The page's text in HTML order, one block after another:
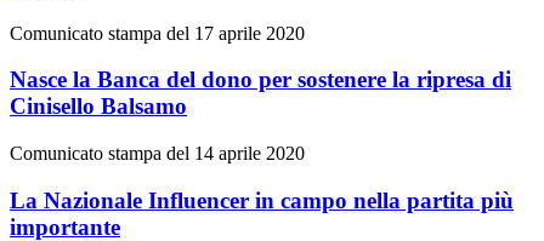
Comunicato stampa del 17 aprile 2020
Nasce la Banca del dono per sostenere la ripresa di
Cinisello Balsamo
Comunicato stampa del 14 aprile 2020
La Nazionale Influencer in campo nella partita più
importante